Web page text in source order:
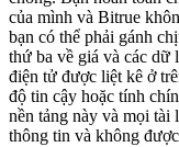
của mình và Bitrue
bạn có thể phải gánh
thứ ba về giá và các dữ
điện tử được liệt kê ở
độ tin cậy hoặc tính
nền tảng này và mọi tài
thông tin và không